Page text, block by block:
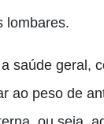
lombares.
saúde geral,
ao peso de